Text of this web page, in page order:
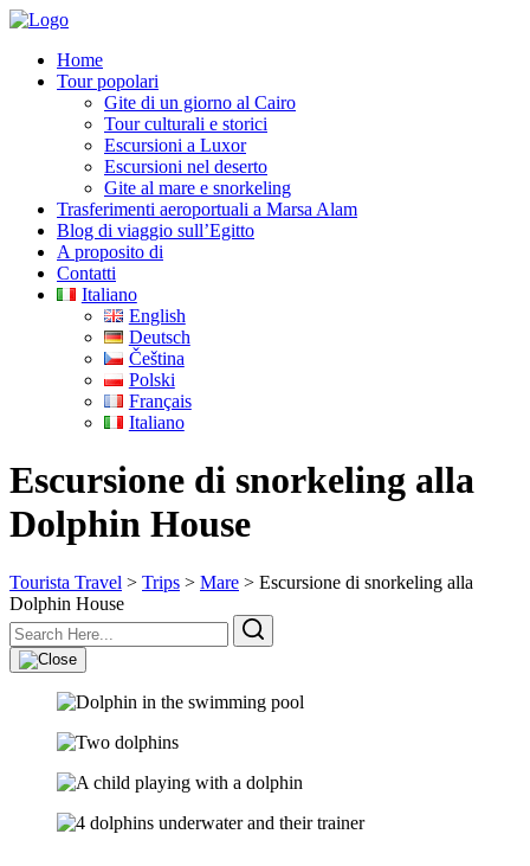
Home
Tour popolari
Gite di un giorno al Cairo
Tour culturali e storici
Escursioni a Luxor
Escursioni nel deserto
Gite al mare e snorkeling
Trasferimenti aeroportuali a Marsa Alam
Blog di viaggio sull’Egitto
A proposito di
Contatti
Italiano
English
Deutsch
Čeština
Polski
Français
Italiano
Escursione di snorkeling alla
Dolphin House
Tourista Travel > Trips > Mare > Escursione di snorkeling alla
Dolphin House